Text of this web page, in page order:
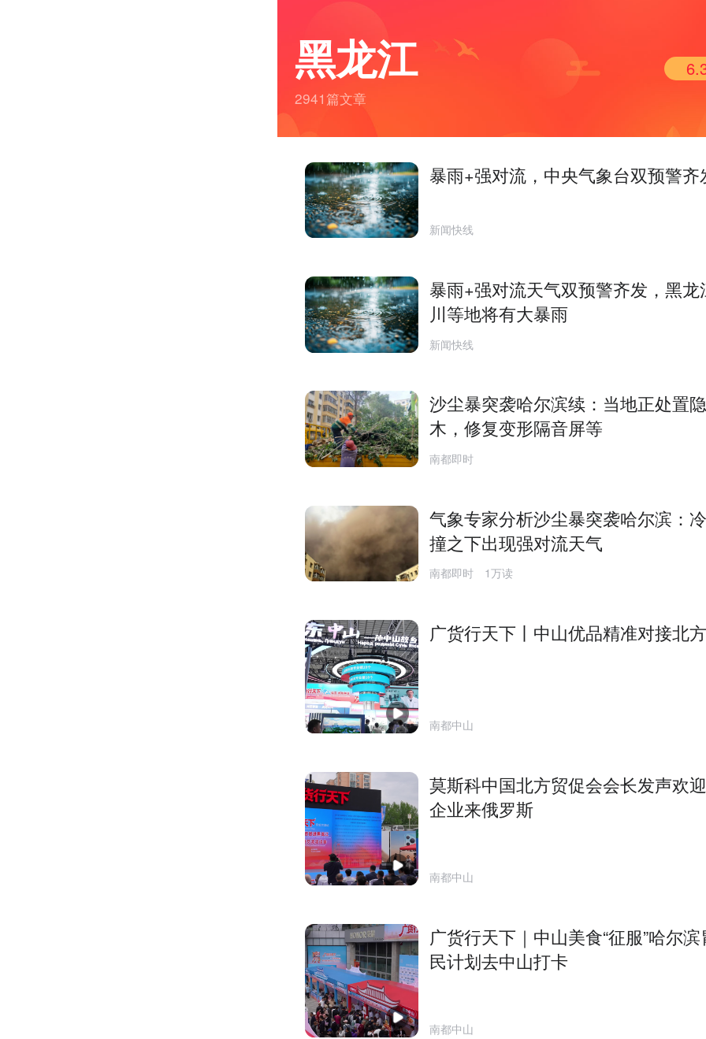
黑龙江
2941篇文章
暴雨+强对流，中央气象台双预警齐
新闻快线
暴雨+强对流天气双预警齐发，黑龙
川等地将有大暴雨
新闻快线
沙尘暴突袭哈尔滨续：当地正处置
木，修复变形隔音屏等
南都即时
气象专家分析沙尘暴突袭哈尔滨：
撞之下出现强对流天气
南都即时 1万读
广货行天下丨中山优品精准对接北
南都中山
莫斯科中国北方贸促会会长发声欢
企业来俄罗斯
南都中山
广货行天下｜中山美食“征服”哈尔
民计划去中山打卡
南都中山